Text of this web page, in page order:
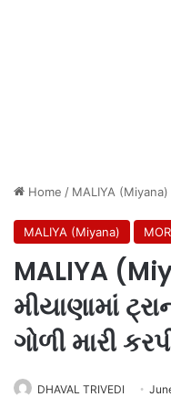
Home / MALIYA (Miyana)
MALIYA (Miyana)
MALIYA
મીયાણામાં
ગોળી મારી
DHAVAL TRIVEDI